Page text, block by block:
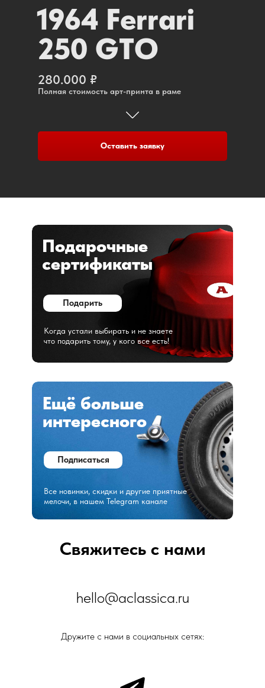
1964 Ferrari
250 GTO
280.000 ₽
Оставить заявку
Полная стоимость арт-принта в раме
Ещё больше
интересного
Все новинки, скидки и другие приятные
мелочи, в нашем Telegram канале
Подарочные
сертификаты
Когда устали выбирать и не знаете
что подарить тому, у кого все есть!
Подписаться
Подарить
Свяжитесь с нами
hello@aclassica.ru
Дружите с нами в социальных сетях: